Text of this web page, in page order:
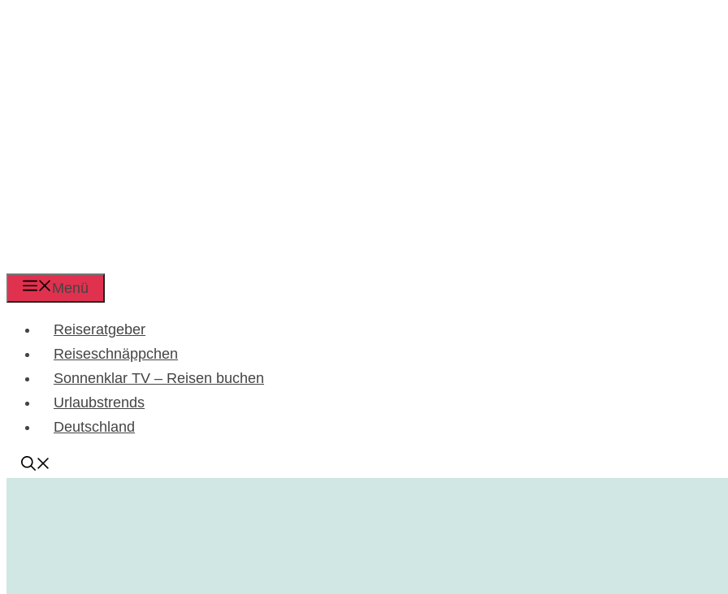
Menü
Reiseratgeber
Reiseschnäppchen
Sonnenklar TV – Reisen buchen
Urlaubstrends
Deutschland